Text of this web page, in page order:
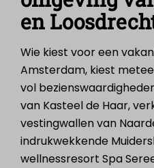
en
Wie kiest voor een
Amsterdam, kiest
vol
van Kasteel de Haar,
vestingwallen van
indrukwekkende
wellnessresort Spa